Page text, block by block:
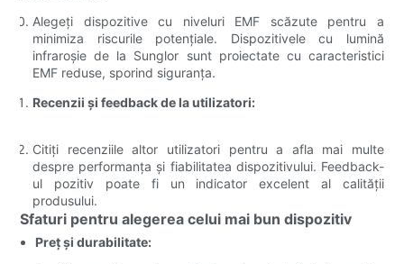
Alegeți dispozitive cu niveluri EMF scăzute pentru a
minimiza riscurile potențiale. Dispozitivele cu lumină
infraroșie de la Sunglor sunt proiectate cu caracteristici
EMF reduse, sporind siguranța.
Recenzii și feedback de la utilizatori:
Citiți recenziile altor utilizatori pentru a afla mai multe
despre performanța și fiabilitatea dispozitivului. Feedback-
ul pozitiv poate fi un indicator excelent al calității
produsului.
Sfaturi pentru alegerea celui mai bun dispozitiv
Preț și durabilitate: